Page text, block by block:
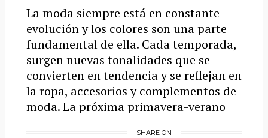
La moda siempre está en constante
evolución y los colores son una parte
fundamental de ella. Cada temporada,
surgen nuevas tonalidades que se
convierten en tendencia y se reflejan en
la ropa, accesorios y complementos de
moda. La próxima primavera-verano
SHARE ON